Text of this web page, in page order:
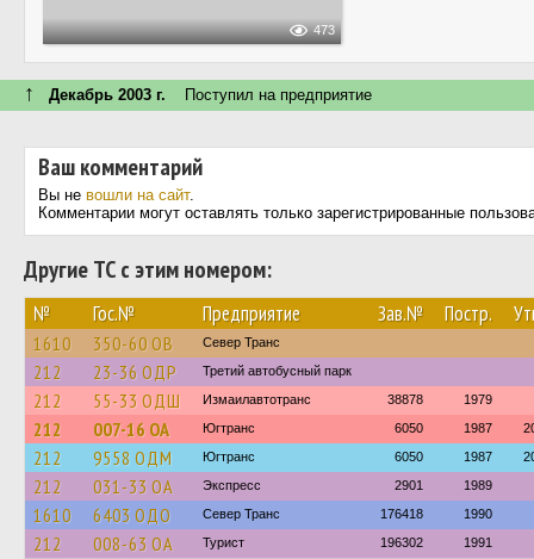
473
↑ Декабрь 2003 г. Поступил на предприятие
Ваш комментарий
Вы не вошли на сайт.
Комментарии могут оставлять только зарегистрированные
Другие ТС с этим номером:
№ Гос.№ Предприятие Зав.№ Постр.
1610 350-60 ОВ Север Транс
212 23-36 ОДР Третий автобусный парк
212 55-33 ОДШ Измаилавтотранс 38878 1979
212 007-16 ОА Югтранс 6050 1987
212 9558 ОДМ Югтранс 6050 1987
212 031-33 ОА Экспресс 2901 1989
1610 6403 ОДО Север Транс 176418 1990
212 008-63 ОА Турист 196302 1991